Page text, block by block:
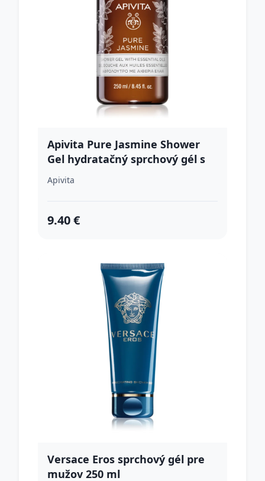
Apivita Pure Jasmine Shower
Gel hydratačný sprchový gél s
esenciálnymi olejmi 250 ml
Apivita
9.40 €
Versace Eros sprchový gél pre
mužov 250 ml